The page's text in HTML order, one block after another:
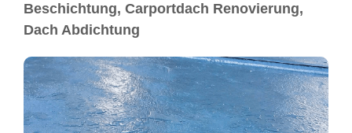
Beschichtung, Carportdach Renovierung,
Dach Abdichtung